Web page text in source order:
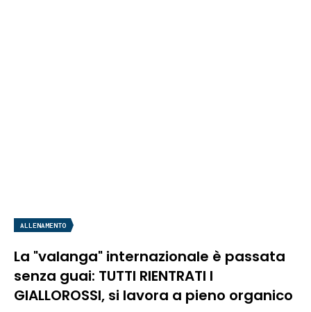
ALLENAMENTO
La "valanga" internazionale è passata
senza guai: TUTTI RIENTRATI I
GIALLOROSSI, si lavora a pieno organico